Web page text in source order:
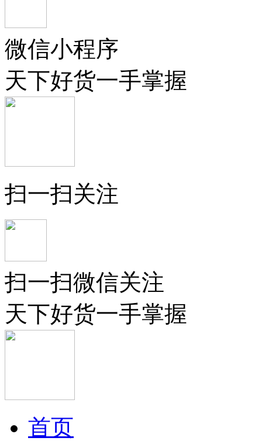
微信小程序
天下好货一手掌握
扫一扫关注
扫一扫微信关注
天下好货一手掌握
首页